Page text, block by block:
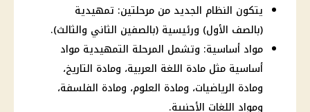
يتكون النظام الجديد من مرحلتين: تمهيدية
(بالصف الأول) ورئيسية (بالصفين الثاني والثالث).
مواد أساسية: وتشمل المرحلة التمهيدية مواد
أساسية مثل مادة اللغة العربية، ومادة التاريخ،
ومادة الرياضيات، ومادة العلوم، ومادة الفلسفة،
ومواد اللغات الأجنبية.